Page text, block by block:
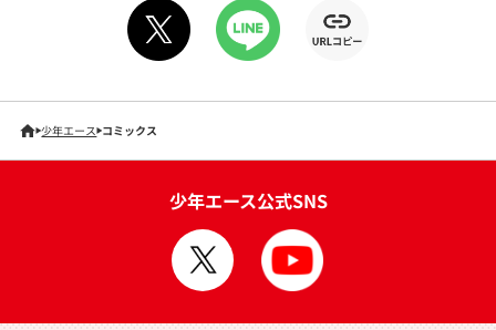
少年エース コミックス
少年エース公式SNS